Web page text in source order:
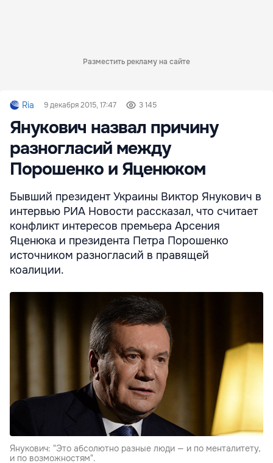
Разместить рекламу на сайте
Ria 9 декабря 2015, 17:47 3 145
Янукович назвал причину
разногласий между
Порошенко и Яценюком
Бывший президент Украины Виктор Янукович в
интервью РИА Новости рассказал, что считает
конфликт интересов премьера Арсения
Яценюка и президента Петра Порошенко
источником разногласий в правящей
коалиции.
Янукович: "Это абсолютно разные люди — и по менталитету,
и по возможностям".